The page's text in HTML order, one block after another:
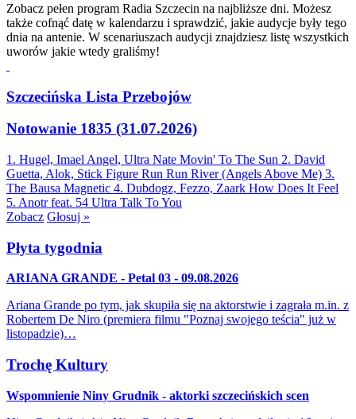
Zobacz pełen program Radia Szczecin na najbliższe dni. Możesz
także cofnąć datę w kalendarzu i sprawdzić, jakie audycje były tego
dnia na antenie. W scenariuszach audycji znajdziesz listę wszystkich
uworów jakie wtedy graliśmy!
Szczecińska Lista Przebojów
Notowanie 1835 (31.07.2026)
1. Hugel, Imael Angel, Ultra Nate Movin' To The Sun 2. David
Guetta, Alok, Stick Figure Run Run River (Angels Above Me) 3.
The Bausa Magnetic 4. Dubdogz, Fezzo, Zaark How Does It Feel
5. Anotr feat. 54 Ultra Talk To You
Zobacz Głosuj »
Płyta tygodnia
ARIANA GRANDE - Petal 03 - 09.08.2026
Ariana Grande po tym, jak skupiła się na aktorstwie i zagrała m.in. z
Robertem De Niro (premiera filmu "Poznaj swojego teścia" już w
listopadzie)…
Trochę Kultury
Wspomnienie Niny Grudnik - aktorki szczecińskich scen